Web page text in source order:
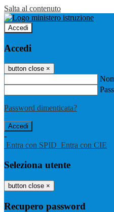
Salta al contenuto
Accedi
Accedi
button close ×
Password dimenticata?
-
Entra con SPID Entra con CIE
Seleziona utente
button close ×
Recupero password